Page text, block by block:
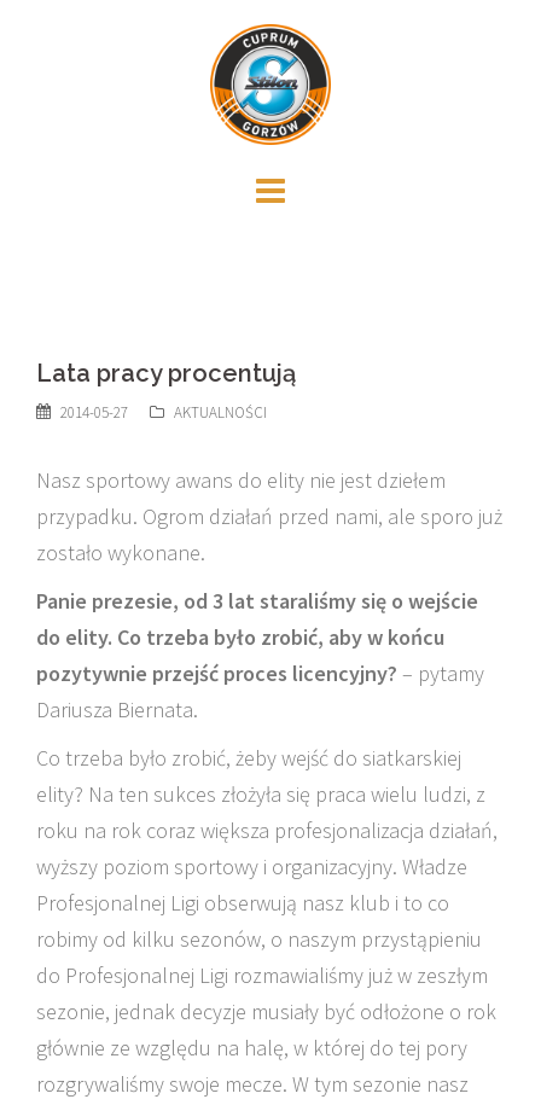
Lata pracy procentują
2014-05-27 AKTUALNOŚCI
Nasz sportowy awans do elity nie jest dziełem
przypadku. Ogrom działań przed nami, ale sporo już
zostało wykonane.
Panie prezesie, od 3 lat staraliśmy się o wejście
do elity. Co trzeba było zrobić, aby w końcu
pozytywnie przejść proces licencyjny? – pytamy
Dariusza Biernata.
Co trzeba było zrobić, żeby wejść do siatkarskiej
elity? Na ten sukces złożyła się praca wielu ludzi, z
roku na rok coraz większa profesjonalizacja działań,
wyższy poziom sportowy i organizacyjny. Władze
Profesjonalnej Ligi obserwują nasz klub i to co
robimy od kilku sezonów, o naszym przystąpieniu
do Profesjonalnej Ligi rozmawialiśmy już w zeszłym
sezonie, jednak decyzje musiały być odłożone o rok
głównie ze względu na halę, w której do tej pory
rozgrywaliśmy swoje mecze. W tym sezonie nasz